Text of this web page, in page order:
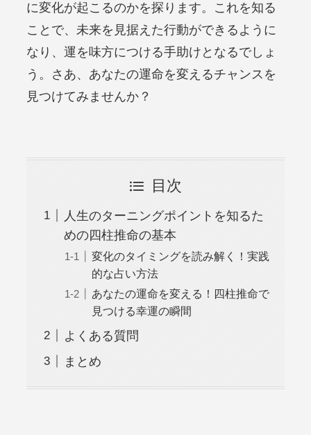
に変化が起こるのかを探ります。これを知る
ことで、未来を見据えた行動ができるように
なり、運を味方につける手助けとなるでしょ
う。さあ、あなたの運命を変えるチャンスを
見つけてみませんか？
目次
人生のターニングポイントを知るた
めの四柱推命の基本
変化のタイミングを読み解く！実践
的な占い方法
あなたの運命を変える！四柱推命で
見つける幸運の瞬間
よくある質問
まとめ